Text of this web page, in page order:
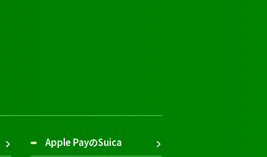
Apple PayのSuica